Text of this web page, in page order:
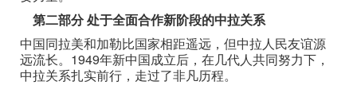
第二部分 处于全面合作新阶段的中拉关系
中国同拉美和加勒比国家相距遥远，但中拉人民友谊源
远流长。1949年新中国成立后，在几代人共同努力下，
中拉关系扎实前行，走过了非凡历程。